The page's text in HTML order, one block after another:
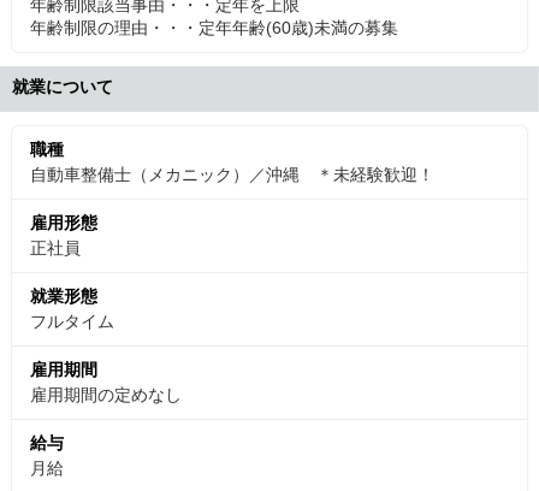
年齢制限該当事由・・・定年を上限
年齢制限の理由・・・定年年齢(60歳)未満の募集
就業について
職種
自動車整備士（メカニック）／沖縄 ＊未経験歓迎！
雇用形態
正社員
就業形態
フルタイム
雇用期間
雇用期間の定めなし
給与
月給